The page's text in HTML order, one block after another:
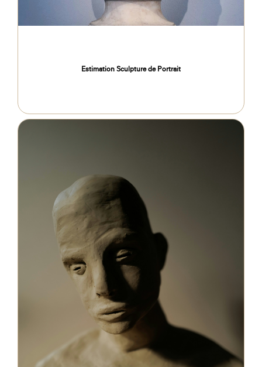
Estimation Sculpture de Portrait